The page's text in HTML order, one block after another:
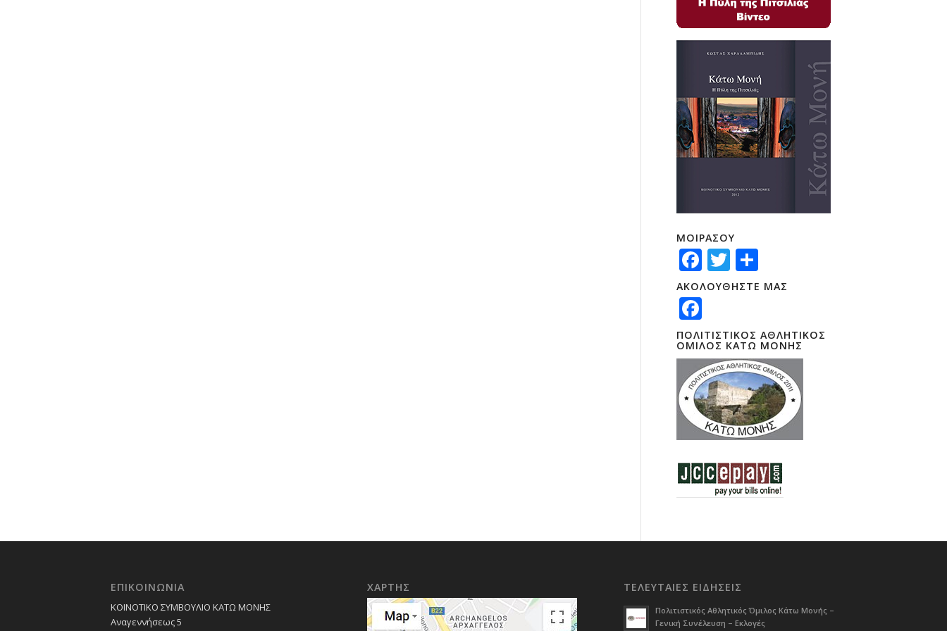
ΜΟΙΡΑΣΟΥ
Facebook
Twitter
Μοιραστείτε
ΑΚΟΛΟΥΘΗΣΤΕ ΜΑΣ
Facebook
ΠΟΛΙΤΙΣΤΙΚΟΣ ΑΘΛΗΤΙΚΟΣ
ΟΜΙΛΟΣ ΚΑΤΩ ΜΟΝΗΣ
ΕΠΙΚΟΙΝΩΝΙΑ
ΚΟΙΝΟΤΙΚΟ ΣΥΜΒΟΥΛΙΟ ΚΑΤΩ ΜΟΝΗΣ
Αναγεννήσεως 5
ΧΑΡΤΗΣ ΤΕΛΕΥΤΑΙΕΣ ΕΙΔΗΣΕΙΣ
Πολιτιστικός Αθλητικός Όμιλος Κάτω Μονής –
Γενική Συνέλευση – Εκλογές